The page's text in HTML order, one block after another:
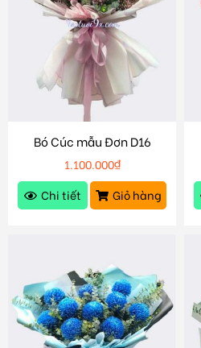
Bó Cúc mẫu Đơn D16
1.100.000₫
Chi tiết
Giỏ hàng